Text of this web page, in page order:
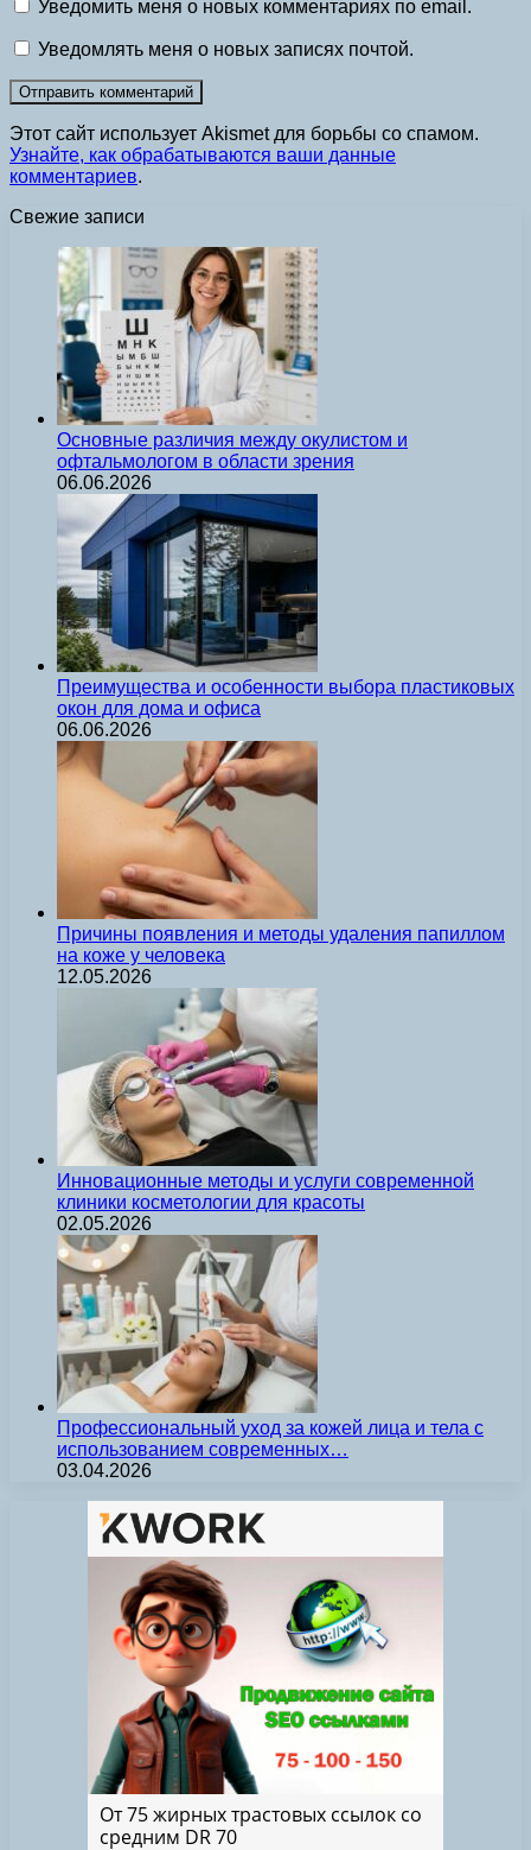
Уведомить меня о новых комментариях по email.
Уведомлять меня о новых записях почтой.
Этот сайт использует Akismet для борьбы со спамом.
Узнайте, как обрабатываются ваши данные
комментариев.
Свежие записи
Основные различия между окулистом и
офтальмологом в области зрения
06.06.2026
Преимущества и особенности выбора пластиковых
окон для дома и офиса
06.06.2026
Причины появления и методы удаления папиллом
на коже у человека
12.05.2026
Инновационные методы и услуги современной
клиники косметологии для красоты
02.05.2026
Профессиональный уход за кожей лица и тела с
использованием современных…
03.04.2026